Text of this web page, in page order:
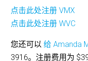
点击此处注册 VMX
点击此处注册 WVC
您还可以给 Amanda
3916。注册费用为